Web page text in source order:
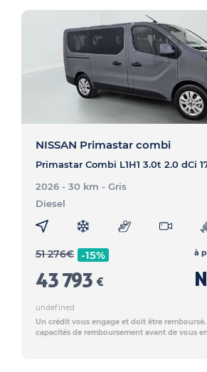
NISSAN Primastar combi
2026 - 30 km - Gris
Diesel
51 276€ -15%
43 793 €
à
undefined
Un crédit vous engage et doit être
capacités de remboursement avant de vous